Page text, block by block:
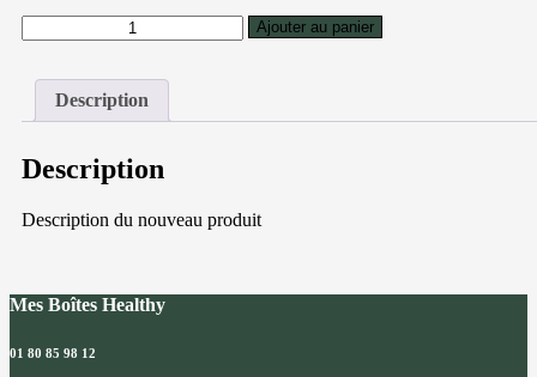
de
coquillettes
jambon
et
Ajouter au panier
Description
Description
Description du nouveau produit
Mes Boîtes Healthy
01 80 85 98 12